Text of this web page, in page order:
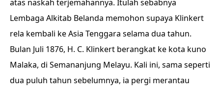
atas naskah terjemahannya. Itulah sebabnya
Lembaga Alkitab Belanda memohon supaya Klinkert
rela kembali ke Asia Tenggara selama dua tahun.
Bulan Juli 1876, H. C. Klinkert berangkat ke kota kuno
Malaka, di Semananjung Melayu. Kali ini, sama seperti
dua puluh tahun sebelumnya, ia pergi merantau